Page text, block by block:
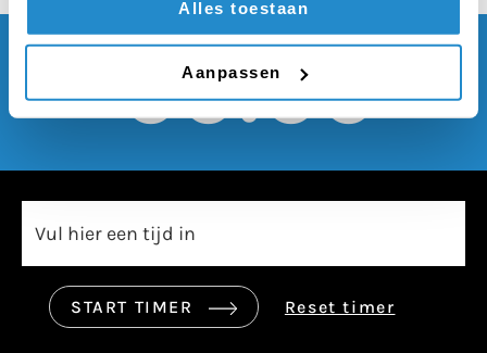
Alles toestaan
Aanpassen
00:00
START TIMER Reset timer